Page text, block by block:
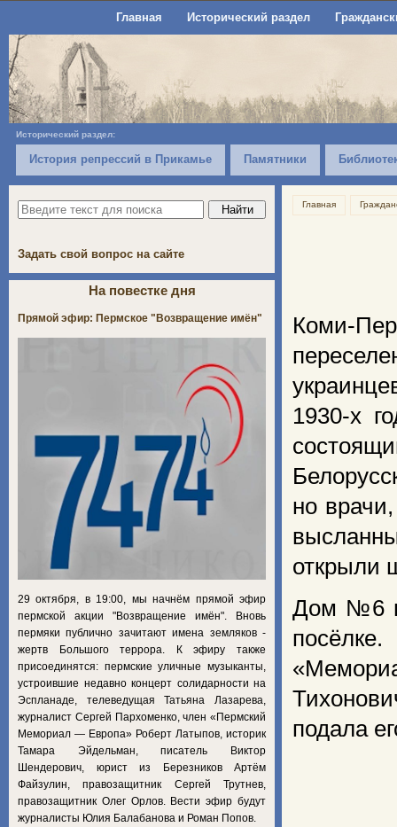
Главная Исторический раздел
Исторический раздел:
История репрессий в Прикамье Памятники
Главная
Коми-
1930-х
но
открыли
Дом №6
подала
Задать свой вопрос на сайте
На повестке дня
Прямой эфир: Пермское "Возвращение имён"
29 октября, в 19:00, мы начнём прямой эфир
пермской акции "Возвращение имён". Вновь
пермяки публично зачитают имена земляков -
жертв Большого террора. К эфиру также
присоединятся: пермские уличные музыканты,
устроившие недавно концерт солидарности на
Эспланаде, телеведущая Татьяна Лазарева,
журналист Сергей Пархоменко, член «Пермский
Мемориал — Европа» Роберт Латыпов, историк
Тамара Эйдельман, писатель Виктор
Шендерович, юрист из Березников Артём
Файзулин, правозащитник Сергей Трутнев,
правозащитник Олег Орлов. Вести эфир будут
журналисты Юлия Балабанова и Роман Попов.